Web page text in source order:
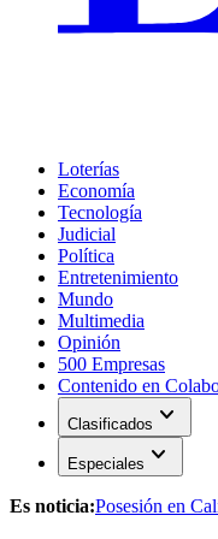
Loterías
Economía
Tecnología
Judicial
Política
Entretenimiento
Mundo
Multimedia
Opinión
500 Empresas
Contenido en
Clasificados expand_more
Especiales expand_more
Es noticia:Posesión en